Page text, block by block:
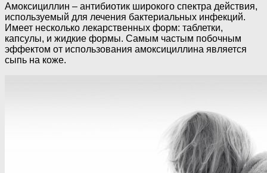
Амоксициллин – антибиотик широкого спектра действия,
используемый для лечения бактериальных инфекций.
Имеет несколько лекарственных форм: таблетки,
капсулы, и жидкие формы. Самым частым побочным
эффектом от использования амоксициллина является
сыпь на коже.